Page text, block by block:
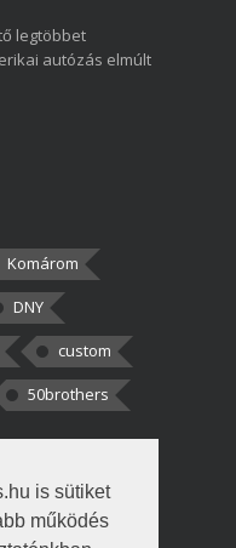
is sütiket
működés
legtöbbet
autózás elmúlt
Komárom
DNY
custom
50brothers
csak két
hogy fél autót,